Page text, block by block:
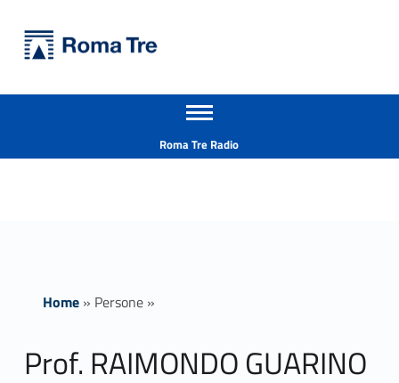
Prof. RAIMONDO GUARINO - Università Roma Tre
Apri il menu secondario
Roma Tre Radio
Home» Persone»
Prof. RAIMONDO GUARINO